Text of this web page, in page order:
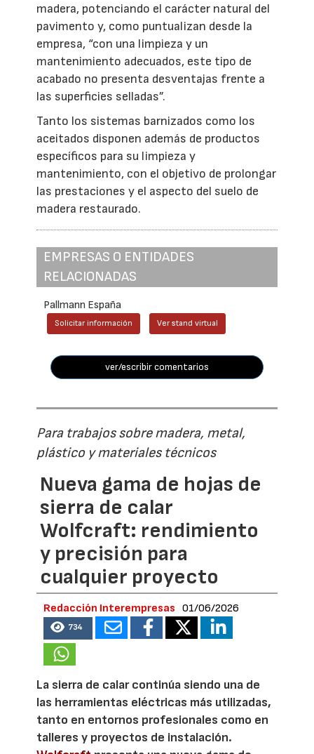
madera, potenciando el carácter natural del
pavimento y, como puntualizan desde la
empresa, “con una limpieza y un
mantenimiento adecuados, este tipo de
acabado no presenta desventajas frente a
las superficies selladas”.
Tanto los sistemas barnizados como los
aceitados disponen además de productos
específicos para su limpieza y
mantenimiento, con el objetivo de prolongar
las prestaciones y el aspecto del suelo de
madera restaurado.
EMPRESAS O ENTIDADES
RELACIONADAS
Pallmann España
Solicitar información Ver stand virtual
ver/escribir comentarios
Para trabajos sobre madera, metal,
plástico y materiales técnicos
Nueva gama de hojas de
sierra de calar
Wolfcraft: rendimiento
y precisión para
cualquier proyecto
Redacción Interempresas 01/06/2026
734
La sierra de calar continúa siendo una de
las herramientas eléctricas más utilizadas,
tanto en entornos profesionales como en
talleres y proyectos de instalación.